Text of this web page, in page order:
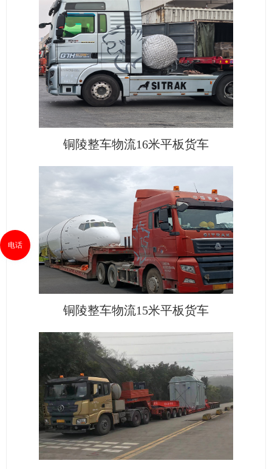
铜陵整车物流16米平板货车
铜陵整车物流15米平板货车
电话